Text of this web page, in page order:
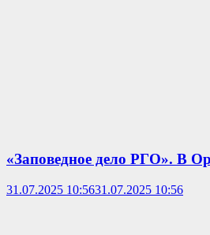
«Заповедное дело РГО». В
31.07.2025 10:5631.07.2025 10:56